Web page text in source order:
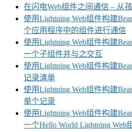
在闪电Web组件之间通信 – 从
使用Lightning Web组件构建
个应用程序中的组件进行通信
使用Lightning Web组件构建
一个子组件并与之交互
使用Lightning Web组件构建
记录清单
使用Lightning Web组件构建
单个记录
使用Lightning Web组件构建
一个Hello World Lightning Web